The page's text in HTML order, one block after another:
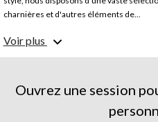
charnières et d'autres éléments de...
Quelles sont les différentes
des guides et des boutons, et des
Voir plus
Ouvrez une session